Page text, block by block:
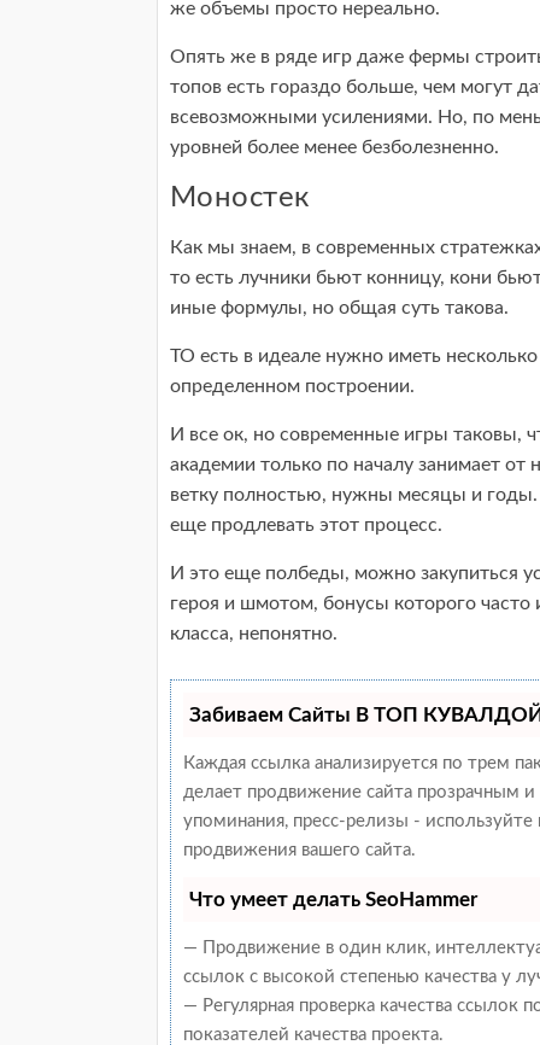
же объемы просто нереально.
Опять же в ряде игр даже фермы
топов есть гораздо больше, чем могут
всевозможными усилениями. Но, по
уровней более менее безболезненно.
Моностек
Как мы знаем, в современных
то есть лучники бьют конницу, кони
иные формулы, но общая суть такова.
ТО есть в идеале нужно иметь
определенном построении.
И все ок, но современные игры таковы,
академии только по началу занимает от
ветку полностью, нужны месяцы и
еще продлевать этот процесс.
И это еще полбеды, можно закупиться
героя и шмотом, бонусы которого часто
класса, непонятно.
Забиваем Сайты В ТОП КУВАЛДОЙ
Каждая ссылка анализируется по трем
делает продвижение сайта прозрачным
упоминания, пресс-релизы -
продвижения вашего сайта.
Что умеет делать SeoHammer
— Продвижение в один клик,
ссылок с высокой степенью качества у
— Регулярная проверка качества
показателей качества проекта.